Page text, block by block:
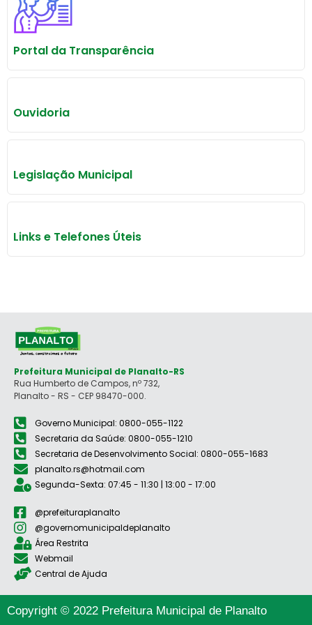
Portal da Transparência
Ouvidoria
Legislação Municipal
Links e Telefones Úteis
Prefeitura Municipal de Planalto-RS
Rua Humberto de Campos, nº 732,
Planalto - RS - CEP 98470-000.
Governo Municipal: 0800-055-1122
Secretaria da Saúde: 0800-055-1210
Secretaria de Desenvolvimento Social: 0800-055-1683
planalto.rs@hotmail.com
Segunda-Sexta: 07:45 - 11:30 | 13:00 - 17:00
@prefeituraplanalto
@governomunicipaldeplanalto
Área Restrita
Webmail
Central de Ajuda
Copyright © 2022 Prefeitura Municipal de Planalto